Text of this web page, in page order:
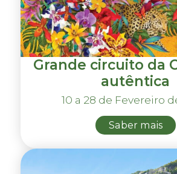
Grande circuito da
autêntica
10 a 28 de Fevereiro
Saber mais